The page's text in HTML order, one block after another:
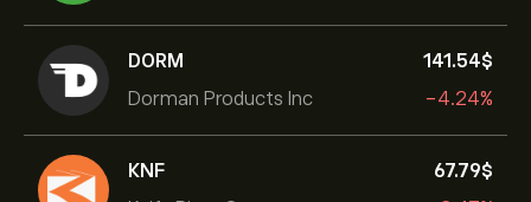
DORM
Dorman Products Inc
141.54‎$‎
-4.24%
KNF
67.79‎$‎